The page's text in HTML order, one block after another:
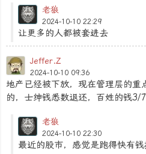
老狼
2024-10-10 22:29
让更多的人都被套进去
Jeffer.Z
2024-10-10 09:36
地产已经被下放，现在管理层的重
的，士绅钱悉数退还，百姓的钱3/7
老狼
2024-10-10 22:30
最近的股市，感觉是跑得快有